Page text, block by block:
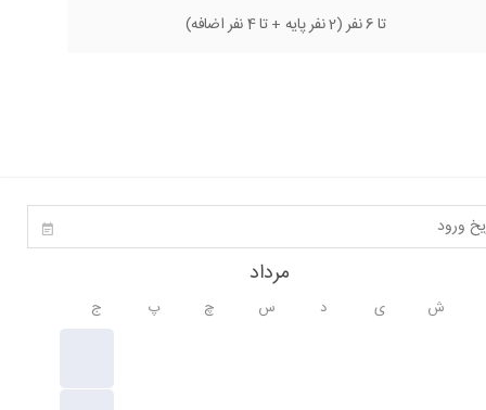
تا 6 نفر (2 نفر پایه + تا 4 نفر اضافه)
مرداد
ش ی د س چ پ ج